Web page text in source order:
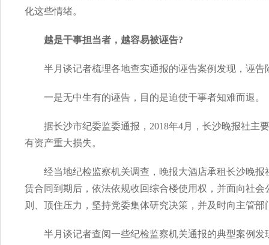
化这些情绪。
越是干事担当者，越容易被诬告?
半月谈记者梳理各地查实通报的诬告案例发现，诬
一是无中生有的诬告，目的是迫使干事者知难而退。
据长沙市纪委监委通报，2018年4月，长沙晚报社主
有资产重大损失。
经当地纪检监察机关调查，晚报大酒店承租长沙晚
赁合同到期后，依法依规收回综合楼使用权，并面向社
则、顶住压力，坚持党委集体研究决策，并及时向主管
半月谈记者查阅一些纪检监察机关通报的典型案例